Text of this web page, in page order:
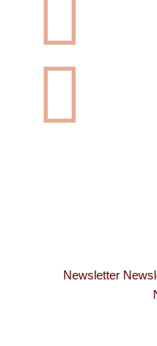


Newsletter